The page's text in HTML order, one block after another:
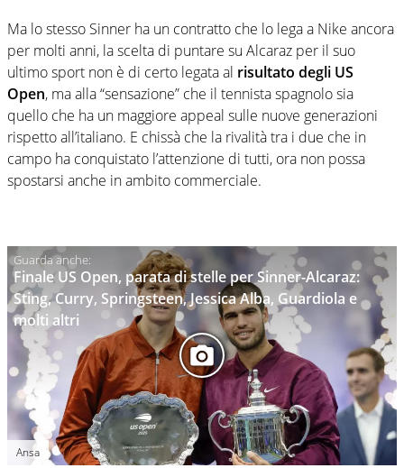
Ma lo stesso Sinner ha un contratto che lo lega a Nike ancora
per molti anni, la scelta di puntare su Alcaraz per il suo
ultimo sport non è di certo legata al risultato degli US
Open, ma alla “sensazione” che il tennista spagnolo sia
quello che ha un maggiore appeal sulle nuove generazioni
rispetto all’italiano. E chissà che la rivalità tra i due che in
campo ha conquistato l’attenzione di tutti, ora non possa
spostarsi anche in ambito commerciale.
Finale US Open, parata di stelle per Sinner-Alcaraz:
Sting, Curry, Springsteen, Jessica Alba, Guardiola e
molti altri
Ansa